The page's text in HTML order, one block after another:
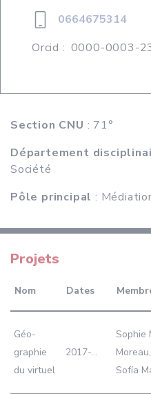
0664675314
Orcid : 0000-0003-
Section CNU : 71°
Département
Société
Pôle principal :
Projets
Nom Dates
Géo-
graphie
du virtuel
2017-...
Sophie
Sofía